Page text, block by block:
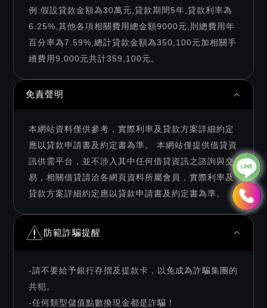
例:假設貸款金額為30萬元,貸款期間5年,貸款利率為
6.25%,其他各項相關費用總金額9000元,則總費用年
百分率為7.59%,總計貸款金額為350,100元加相關手
續費用9,000元共計359,100元。
免責聲明
本網站資料僅供參考，實際利率及貸款方案詳細約定
應以貸款申請書及約定書為準。 本網站僅提供借貸資
訊供需平台，並不涉入其中任何借貸資訊之諮詢與交
易，相關借貸請洽各網頁資料所屬會員，實際利率及
貸款方案詳細約定應以貸款申請書及約定書為準。
防範詐騙提醒
-請不要給予銀行存摺及提款卡，以免成為詐騙集團的
共犯。
-任何類型儲值點數換現金都是詐騙！